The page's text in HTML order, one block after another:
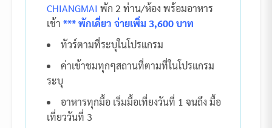
CHIANGMAI พัก 2 ท่าน/ห้อง พร้อมอาหาร
เช้า *** พักเดี่ยว จ่ายเพิ่ม 3,600 บาท
ทัวร์ตามที่ระบุในโปรแกรม
ค่าเข้าชมทุกๆสถานที่ตามที่ในโปรแกรม
ระบุ
อาหารทุกมื้อ เริ่มมื้อเที่ยงวันที่ 1 จนถึง มื้อ
เที่ยววันที่ 3